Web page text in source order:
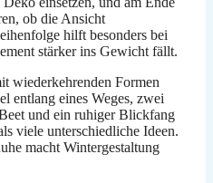
ob die Ansicht
hilft besonders bei
stärker ins Gewicht fällt.
wiederkehrenden Formen
entlang eines Weges, zwei
und ein ruhiger Blickfang
viele unterschiedliche Ideen.
macht Wintergestaltung